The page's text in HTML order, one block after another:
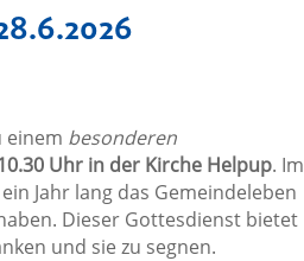
einem besonderen
Uhr in der Kirche Helpup. Im
Jahr lang das Gemeindeleben
Dieser Gottesdienst bietet
und sie zu segnen.